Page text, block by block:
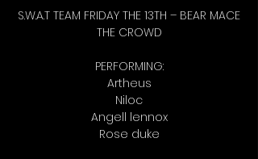
S.W.A.T TEAM FRIDAY THE 13TH – BEAR MACE
THE CROWD
PERFORMING:
Artheus
Niloc
Angell lennox
Rose duke